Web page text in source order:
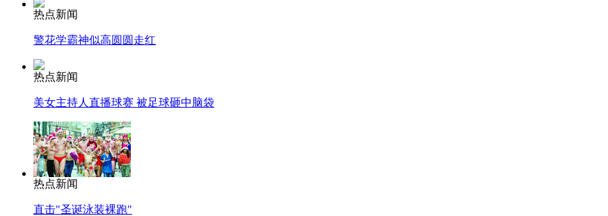
司机酒驾遇交警 急速倒车逃窜
热点新闻
警花学霸神似高圆圆走红
热点新闻
美女主持人直播球赛 被足球砸中脑袋
热点新闻
直击"圣诞泳装裸跑"